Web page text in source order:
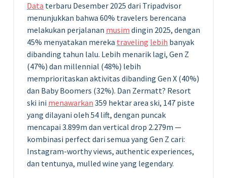
Data terbaru Desember 2025 dari Tripadvisor
menunjukkan bahwa 60% travelers berencana
melakukan perjalanan musim dingin 2025, dengan
45% menyatakan mereka traveling lebih banyak
dibanding tahun lalu. Lebih menarik lagi, Gen Z
(47%) dan millennial (48%) lebih
memprioritaskan aktivitas dibanding Gen X (40%)
dan Baby Boomers (32%). Dan Zermatt? Resort
ski ini menawarkan 359 hektar area ski, 147 piste
yang dilayani oleh 54 lift, dengan puncak
mencapai 3.899m dan vertical drop 2.279m —
kombinasi perfect dari semua yang Gen Z cari:
Instagram-worthy views, authentic experiences,
dan tentunya, mulled wine yang legendary.